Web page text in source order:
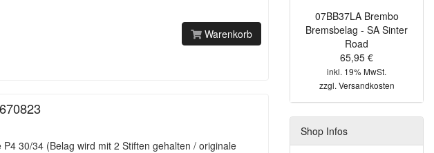
Warenkorb
30/34 (Belag wird mit 2 Stiften gehalten / originale
07BB37LA Brembo
Bremsbelag - SA Sinter
Road
65,95 €
inkl. 19% MwSt.
zzgl. Versandkosten
Shop Infos